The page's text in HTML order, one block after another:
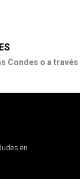
Condes o a través
en